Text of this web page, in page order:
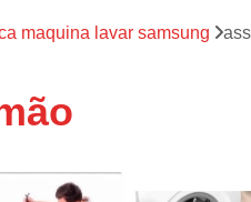
Assistencia
Assistencia
maquina lavar samsung